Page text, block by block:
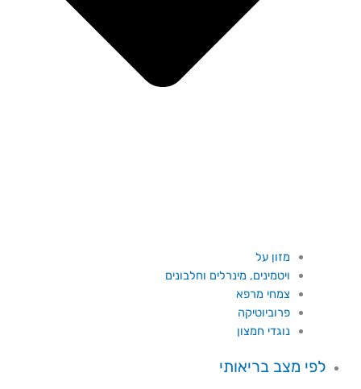
מזון על
ויטמינים, מינרלים וחלבונים
צמחי מרפא
פרוביוטיקה
נוגדי חמצון
לפי מצב בריאותי